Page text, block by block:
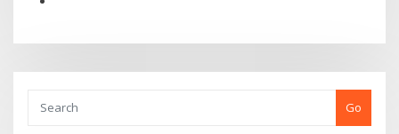
Go